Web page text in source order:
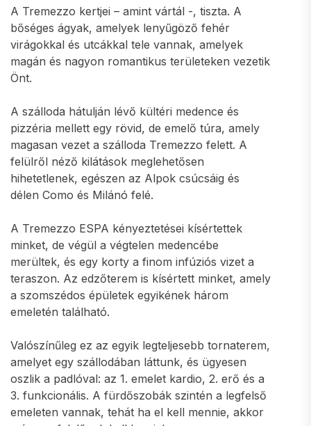
A Tremezzo kertjei – amint vártál -, tiszta. A
bőséges ágyak, amelyek lenyűgöző fehér
virágokkal és utcákkal tele vannak, amelyek
magán és nagyon romantikus területeken vezetik
Önt.
A szálloda hátulján lévő kültéri medence és
pizzéria mellett egy rövid, de emelő túra, amely
magasan vezet a szálloda Tremezzo felett. A
felülről néző kilátások meglehetősen
hihetetlenek, egészen az Alpok csúcsáig és
délen Como és Milánó felé.
A Tremezzo ESPA kényeztetései kísértettek
minket, de végül a végtelen medencébe
merültek, és egy korty a finom infúziós vizet a
teraszon. Az edzőterem is kísértett minket, amely
a szomszédos épületek egyikének három
emeletén található.
Valószínűleg ez az egyik legteljesebb tornaterem,
amelyet egy szállodában láttunk, és ügyesen
oszlik a padlóval: az 1. emelet kardio, 2. erő és a
3. funkcionális. A fürdőszobák szintén a legfelső
emeleten vannak, tehát ha el kell mennie, akkor